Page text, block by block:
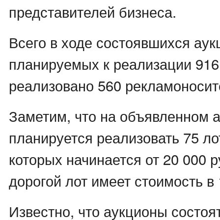
представителей бизнеса.
Всего в ходе состоявшихся
планируемых к реализации
реализовано 560
Заметим, что на объявленном
планируется реализовать 75
которых начинается от 20 000
дорогой лот имеет стоимость
Известно, что аукционы